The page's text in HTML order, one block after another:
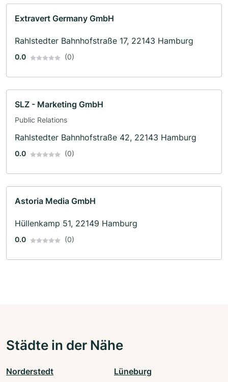
Extravert Germany GmbH
Rahlstedter Bahnhofstraße 17, 22143 Hamburg
0.0 (0)
SLZ - Marketing GmbH
Public Relations
Rahlstedter Bahnhofstraße 42, 22143 Hamburg
0.0 (0)
Astoria Media GmbH
Hüllenkamp 51, 22149 Hamburg
0.0 (0)
Städte in der Nähe
Norderstedt Lüneburg